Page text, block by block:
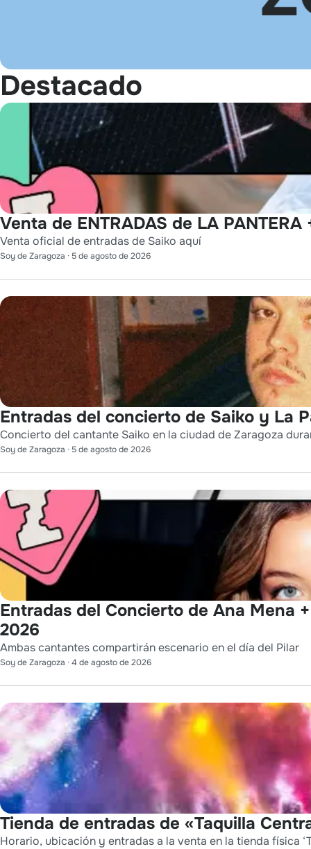
Destacado
Venta de ENTRADAS de LA
Venta oficial de entradas de Saiko aquí
Soy de Zaragoza · 5 de agosto de 2026
Entradas del concierto de Saiko y La
Concierto del cantante Saiko en la ciudad de Zaragoza
Soy de Zaragoza · 5 de agosto de 2026
Entradas del Concierto de Ana Mena
2026
Ambas cantantes compartirán escenario en el día del Pilar
Soy de Zaragoza · 4 de agosto de 2026
Tienda de entradas de «Taquilla
Horario, ubicación y entradas a la venta en la tienda física